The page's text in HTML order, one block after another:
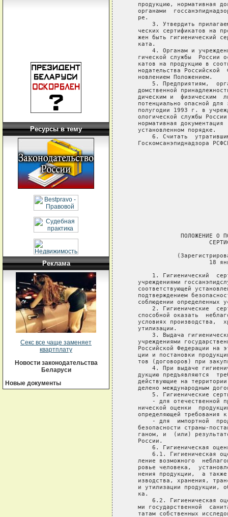
Ресурсы в тему
Реклама
Секс все чаще заменяет
квартплату
Новости законодательства
Беларуси
Новые документы